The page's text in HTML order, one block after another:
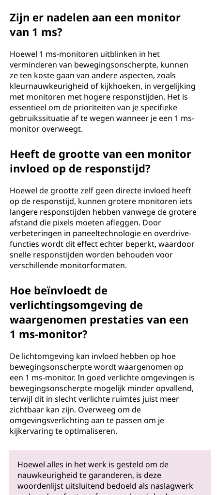
Zijn er nadelen aan een monitor
van 1 ms?
Hoewel 1 ms-monitoren uitblinken in het
verminderen van bewegingsonscherpte, kunnen
ze ten koste gaan van andere aspecten, zoals
kleurnauwkeurigheid of kijkhoeken, in vergelijking
met monitoren met hogere responstijden. Het is
essentieel om de prioriteiten van je specifieke
gebruikssituatie af te wegen wanneer je een 1 ms-
monitor overweegt.
Heeft de grootte van een monitor
invloed op de responstijd?
Hoewel de grootte zelf geen directe invloed heeft
op de responstijd, kunnen grotere monitoren iets
langere responstijden hebben vanwege de grotere
afstand die pixels moeten afleggen. Door
verbeteringen in paneeltechnologie en overdrive-
functies wordt dit effect echter beperkt, waardoor
snelle responstijden worden behouden voor
verschillende monitorformaten.
Hoe beïnvloedt de
verlichtingsomgeving de
waargenomen prestaties van een
1 ms-monitor?
De lichtomgeving kan invloed hebben op hoe
bewegingsonscherpte wordt waargenomen op
een 1 ms-monitor. In goed verlichte omgevingen is
bewegingsonscherpte mogelijk minder opvallend,
terwijl dit in slecht verlichte ruimtes juist meer
zichtbaar kan zijn. Overweeg om de
omgevingsverlichting aan te passen om je
kijkervaring te optimaliseren.
Hoewel alles in het werk is gesteld om de
nauwkeurigheid te garanderen, is deze
woordenlijst uitsluitend bedoeld als naslagwerk